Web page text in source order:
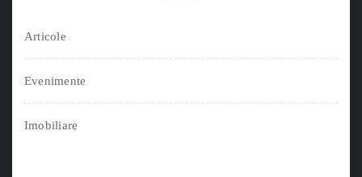
Articole
Evenimente
Imobiliare